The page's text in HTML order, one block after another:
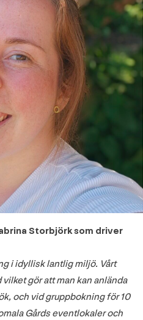
Storbjörk som driver
i idyllisk lantlig miljö. Vårt
gör att man kan anlända
och vid gruppbokning för 10
Gårds eventlokaler och